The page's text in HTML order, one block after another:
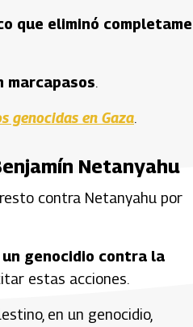
que eliminó
marcapasos.
genocidas en Gaza.
Netanyahu
contra Netanyahu por
un genocidio contra la
estas acciones.
en un genocidio,